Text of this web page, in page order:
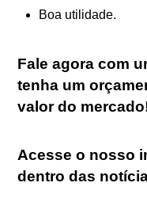
Boa utilidade.
Fale agora com
tenha um
valor do
Acesse o nosso
dentro das